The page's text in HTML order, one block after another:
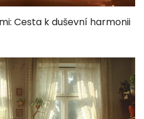
Cesta k duševní harmonii